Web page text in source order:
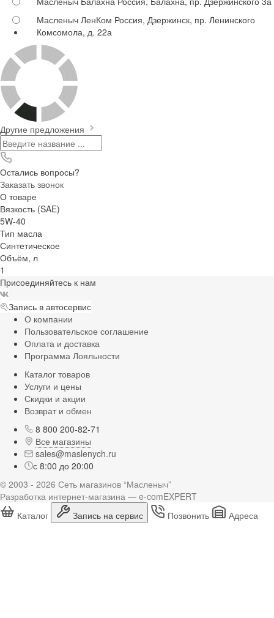
Масленыч ЛенКом Россия, Дзержинск, пр. Ленинского
Комсомола, д. 22а
Другие предложения
Остались вопросы?
Заказать звонок
О товаре
Вязкость (SAE)
5W-40
Тип масла
Синтетическое
Объём, л
1
Присоединяйтесь к нам
Запись в автосервис
О компании
Пользовательское соглашение
Оплата и доставка
Программа Лояльности
Каталог товаров
Услуги и цены
Скидки и акции
Возврат и обмен
8 800 200-82-71
Все магазины
sales@maslenych.ru
с 8:00 до 20:00
© 2003 - 2026 Сеть магазинов “Масленыч”
Разработка интернет-магазина — e-comEXPERT
Каталог
Запись на сервис Позвонить Адреса